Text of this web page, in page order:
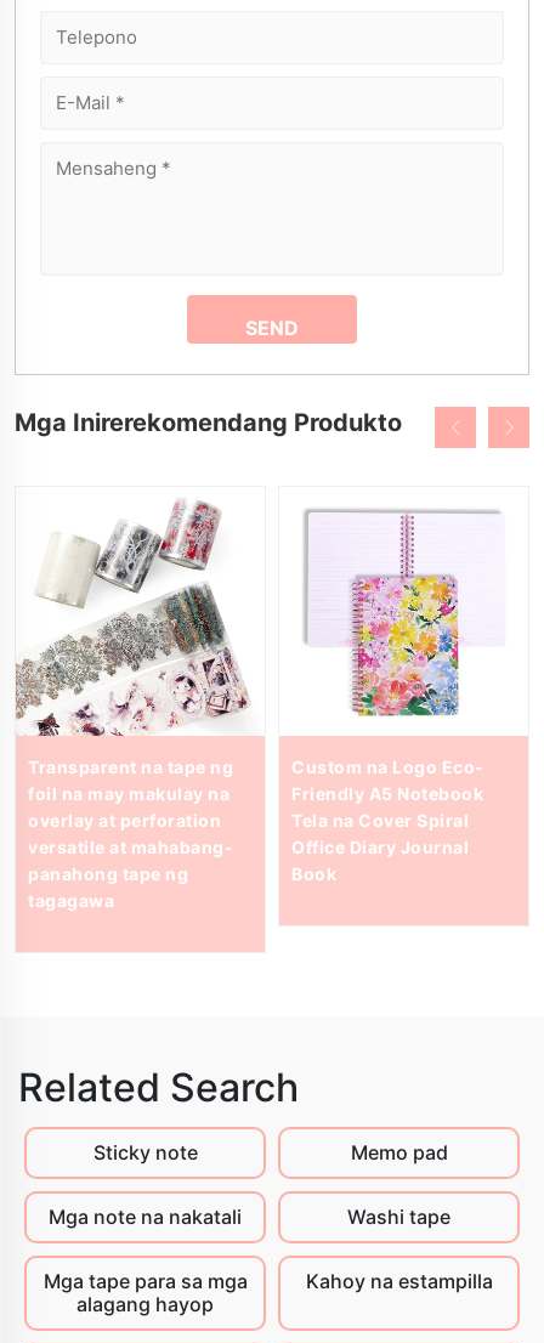
Mga Inirerekomendang Produkto
Transparent na tape ng
foil na may makulay na
overlay at perforation
versatile at mahabang-
panahong tape ng
tagagawa
Custom na Logo Eco-
Friendly A5 Notebook
Tela na Cover Spiral
Office Diary Journal
Book
Related Search
Sticky note Memo pad
Mga note na nakatali Washi tape
Mga tape para sa mga
alagang hayop
Kahoy na estampilla